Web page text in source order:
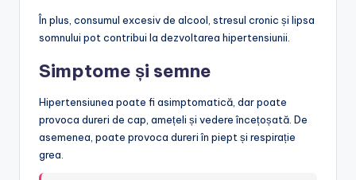
În plus, consumul excesiv de alcool, stresul cronic și lipsa
somnului pot contribui la dezvoltarea hipertensiunii.
Simptome și semne
Hipertensiunea poate fi asimptomatică, dar poate
provoca dureri de cap, amețeli și vedere încețoșată. De
asemenea, poate provoca dureri în piept și respirație
grea.